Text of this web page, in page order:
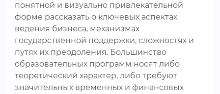
понятной и визуально привлекательной
форме рассказать о ключевых аспектах
ведения бизнеса, механизмах
государственной поддержки, сложностях и
путях их преодоления. Большинство
образовательных программ носят либо
теоретический характер, либо требуют
значительных временных и финансовых